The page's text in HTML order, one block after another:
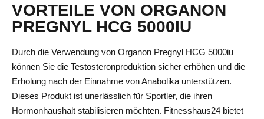
VORTEILE VON ORGANON
PREGNYL HCG 5000IU
Durch die Verwendung von Organon Pregnyl HCG 5000iu
können Sie die Testosteronproduktion sicher erhöhen und die
Erholung nach der Einnahme von Anabolika unterstützen.
Dieses Produkt ist unerlässlich für Sportler, die ihren
Hormonhaushalt stabilisieren möchten. Fitnesshaus24 bietet